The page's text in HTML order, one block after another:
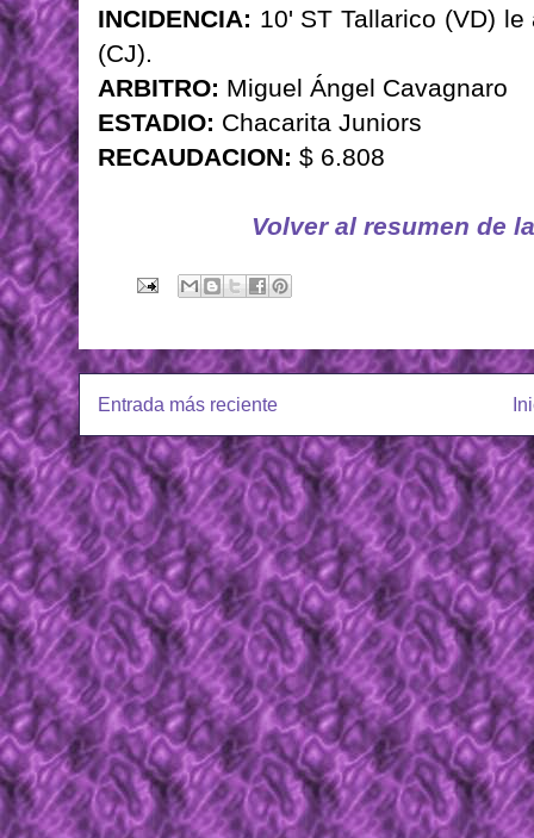
INCIDENCIA: 10' ST Tallarico (VD)
(CJ).
ARBITRO: Miguel Ángel Cavagnaro
ESTADIO: Chacarita Juniors
RECAUDACION: $ 6.808
Volver al resumen de
Entrada más reciente